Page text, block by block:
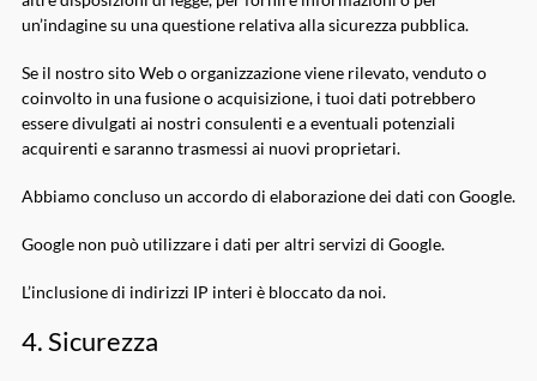
un’indagine su una questione relativa alla sicurezza pubblica.
Se il nostro sito Web o organizzazione viene rilevato, venduto o
coinvolto in una fusione o acquisizione, i tuoi dati potrebbero
essere divulgati ai nostri consulenti e a eventuali potenziali
acquirenti e saranno trasmessi ai nuovi proprietari.
Abbiamo concluso un accordo di elaborazione dei dati con Google.
Google non può utilizzare i dati per altri servizi di Google.
L’inclusione di indirizzi IP interi è bloccato da noi.
4. Sicurezza